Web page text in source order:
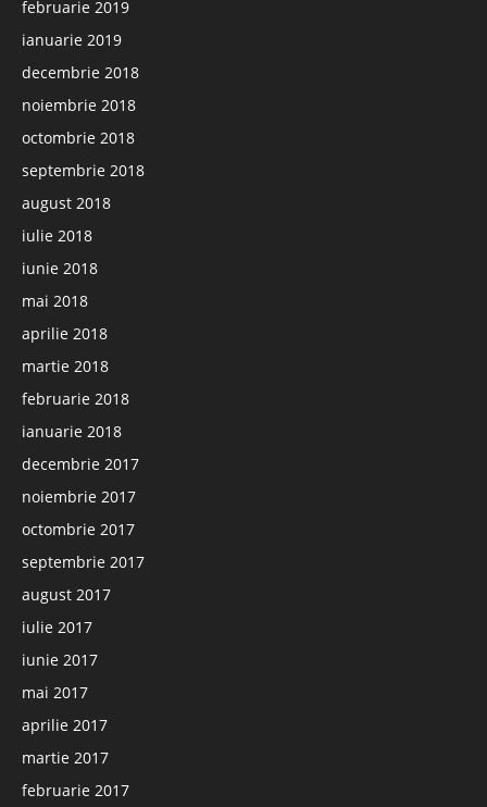
februarie 2019
ianuarie 2019
decembrie 2018
noiembrie 2018
octombrie 2018
septembrie 2018
august 2018
iulie 2018
iunie 2018
mai 2018
aprilie 2018
martie 2018
februarie 2018
ianuarie 2018
decembrie 2017
noiembrie 2017
octombrie 2017
septembrie 2017
august 2017
iulie 2017
iunie 2017
mai 2017
aprilie 2017
martie 2017
februarie 2017